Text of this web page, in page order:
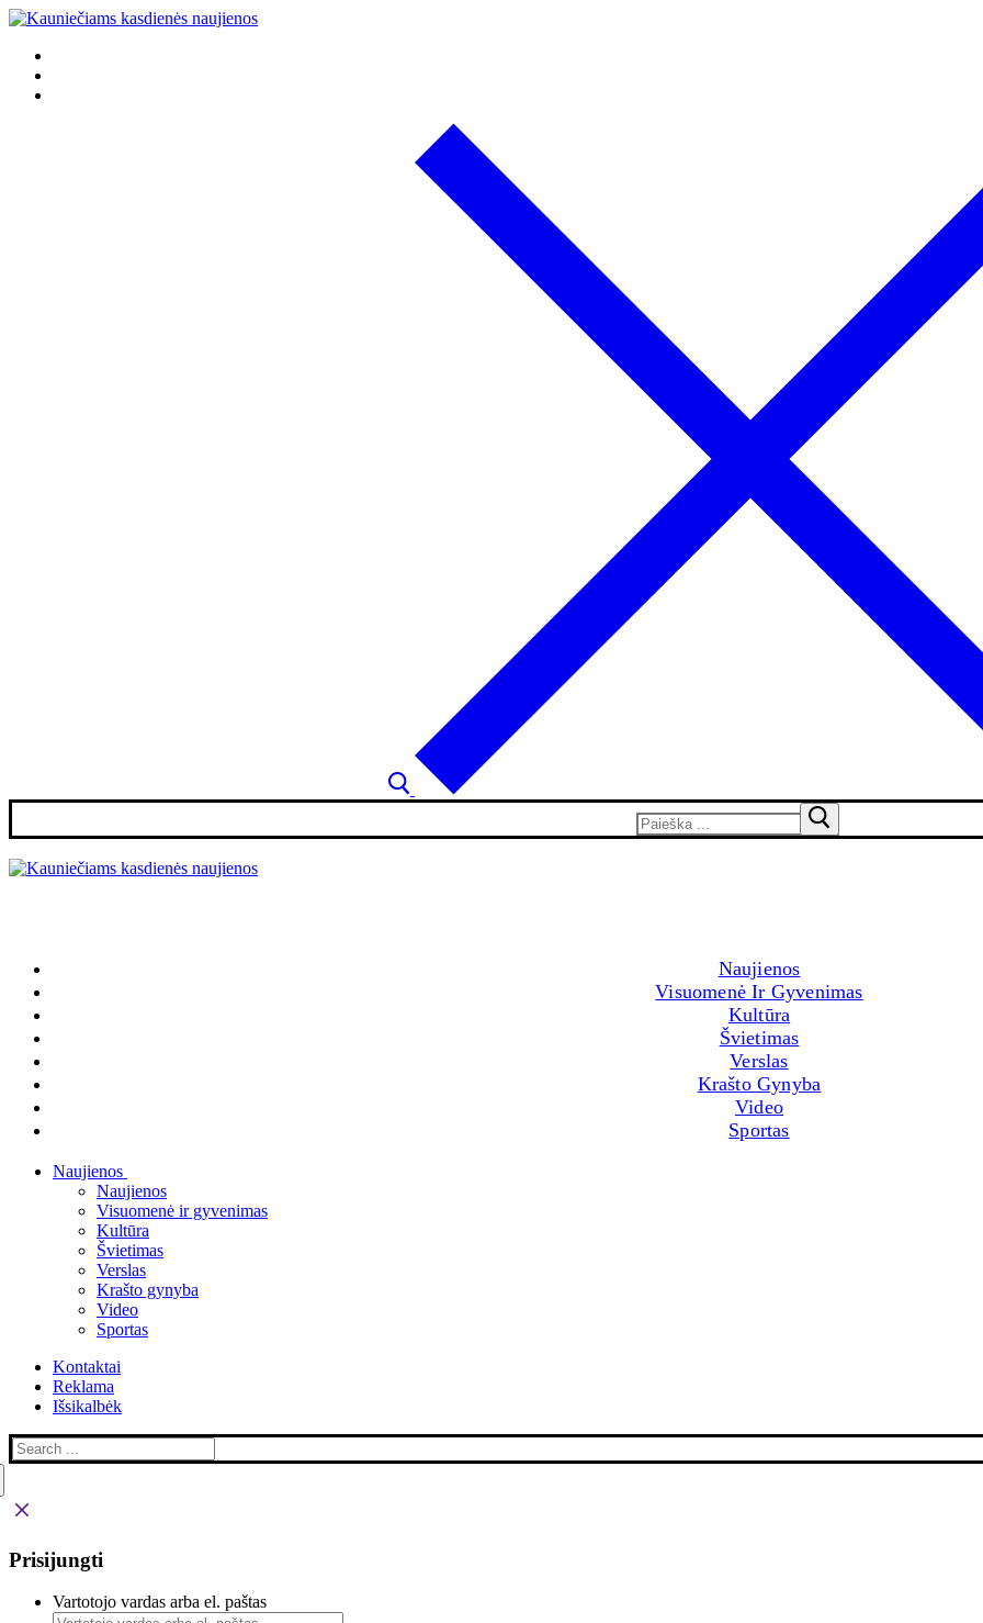
Naujienos
Visuomenė Ir Gyvenimas
Kultūra
Švietimas
Verslas
Krašto Gynyba
Video
Sportas
Naujienos
Naujienos
Visuomenė ir gyvenimas
Kultūra
Švietimas
Verslas
Krašto gynyba
Video
Sportas
Kontaktai
Reklama
Išsikalbėk
Prisijungti
Vartotojo vardas arba el. paštas